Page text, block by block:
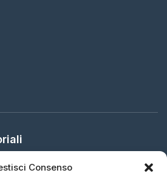
Consenso
Arbitration in Italy Ltd.